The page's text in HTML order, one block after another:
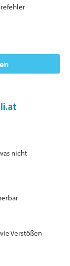
nicht
Verstößen